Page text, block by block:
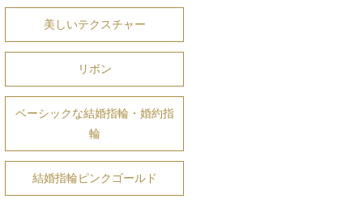
美しいテクスチャー
リボン
ベーシックな結婚指輪・婚約指
輪
結婚指輪ピンクゴールド